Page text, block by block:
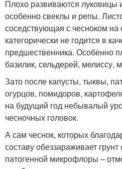
Плохо развиваются луковицы
особенно свеклы и репы.
соседствующая с чесноком на
категорически не годится в
предшественника. Особенно
базилик, сельдерей, мелиссу,
Зато после капусты, тыквы,
огурцов, помидоров,
на будущий год небывалый
чесночных головок.
А сам чеснок, которых
составу обеззараживает
патогенной микрофлоры –